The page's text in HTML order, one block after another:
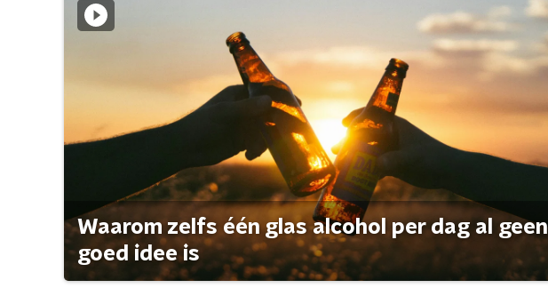
Waarom zelfs één glas alcohol per dag al geen
goed idee is